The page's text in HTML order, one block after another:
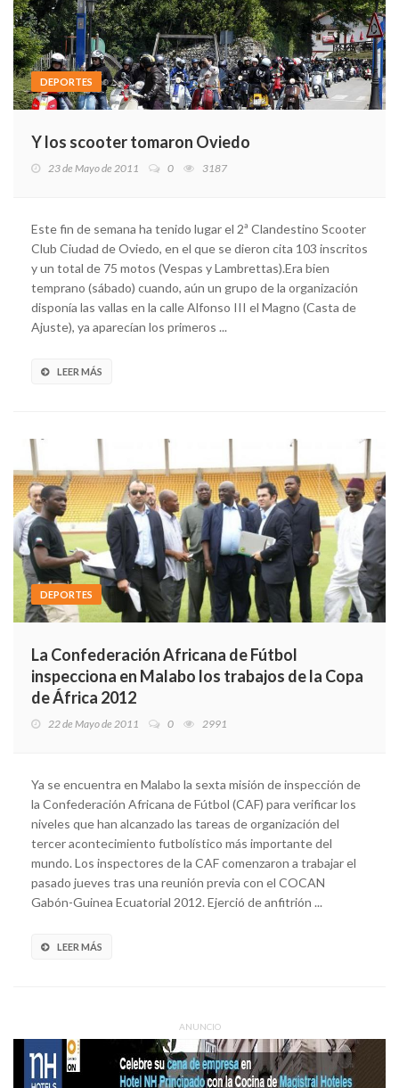
DEPORTES
Y los scooter tomaron Oviedo
23 de Mayo de 2011 0 3187
Este fin de semana ha tenido lugar el 2ª Clandestino Scooter
Club Ciudad de Oviedo, en el que se dieron cita 103 inscritos
y un total de 75 motos (Vespas y Lambrettas).Era bien
temprano (sábado) cuando, aún un grupo de la organización
disponía las vallas en la calle Alfonso III el Magno (Casta de
Ajuste), ya aparecían los primeros ...
LEER MÁS
DEPORTES
La Confederación Africana de Fútbol
inspecciona en Malabo los trabajos de la Copa
de África 2012
22 de Mayo de 2011 0 2991
Ya se encuentra en Malabo la sexta misión de inspección de
la Confederación Africana de Fútbol (CAF) para verificar los
niveles que han alcanzado las tareas de organización del
tercer acontecimiento futbolístico más importante del
mundo. Los inspectores de la CAF comenzaron a trabajar el
pasado jueves tras una reunión previa con el COCAN
Gabón-Guinea Ecuatorial 2012. Ejerció de anfitrión ...
LEER MÁS
ANUNCIO